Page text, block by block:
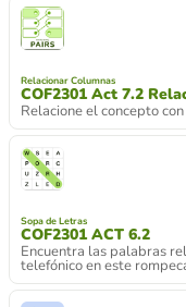
Relacionar Columnas
COF2301 Act 7.2
Relacione el concepto
Sopa de Letras
COF2301 ACT 6.2
Encuentra las palabras
telefónico en este